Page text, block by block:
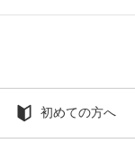
初めての方へ